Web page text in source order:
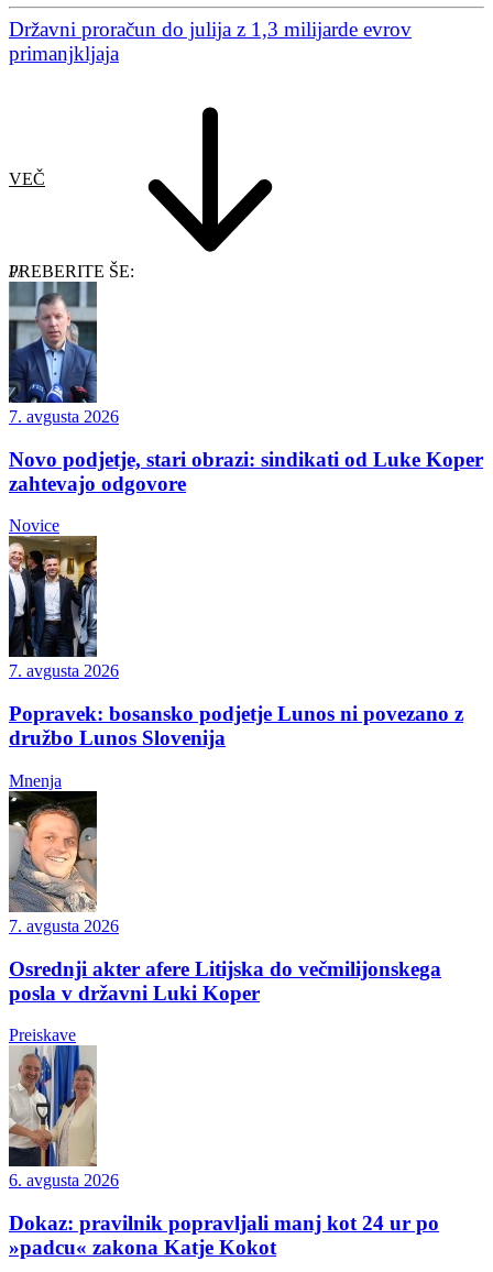
Državni proračun do julija z 1,3 milijarde evrov
primanjkljaja
VEČ
PREBERITE ŠE:
7. avgusta 2026
Novo podjetje, stari obrazi: sindikati od Luke Koper
zahtevajo odgovore
Novice
7. avgusta 2026
Popravek: bosansko podjetje Lunos ni povezano z
družbo Lunos Slovenija
Mnenja
7. avgusta 2026
Osrednji akter afere Litijska do večmilijonskega
posla v državni Luki Koper
Preiskave
6. avgusta 2026
Dokaz: pravilnik popravljali manj kot 24 ur po
»padcu« zakona Katje Kokot